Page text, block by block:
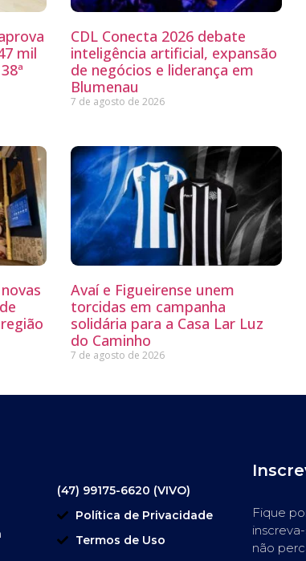
mil
CDL Conecta 2026 debate
inteligência artificial, expansão
de negócios e liderança em
Blumenau
7 de agosto de 2026
Avaí e Figueirense unem
torcidas em campanha
solidária para a Casa Lar Luz
do Caminho
7 de agosto de 2026
(47) 99175-6620 (VIVO)
Política de Privacidade
Termos de Uso
Fique
não